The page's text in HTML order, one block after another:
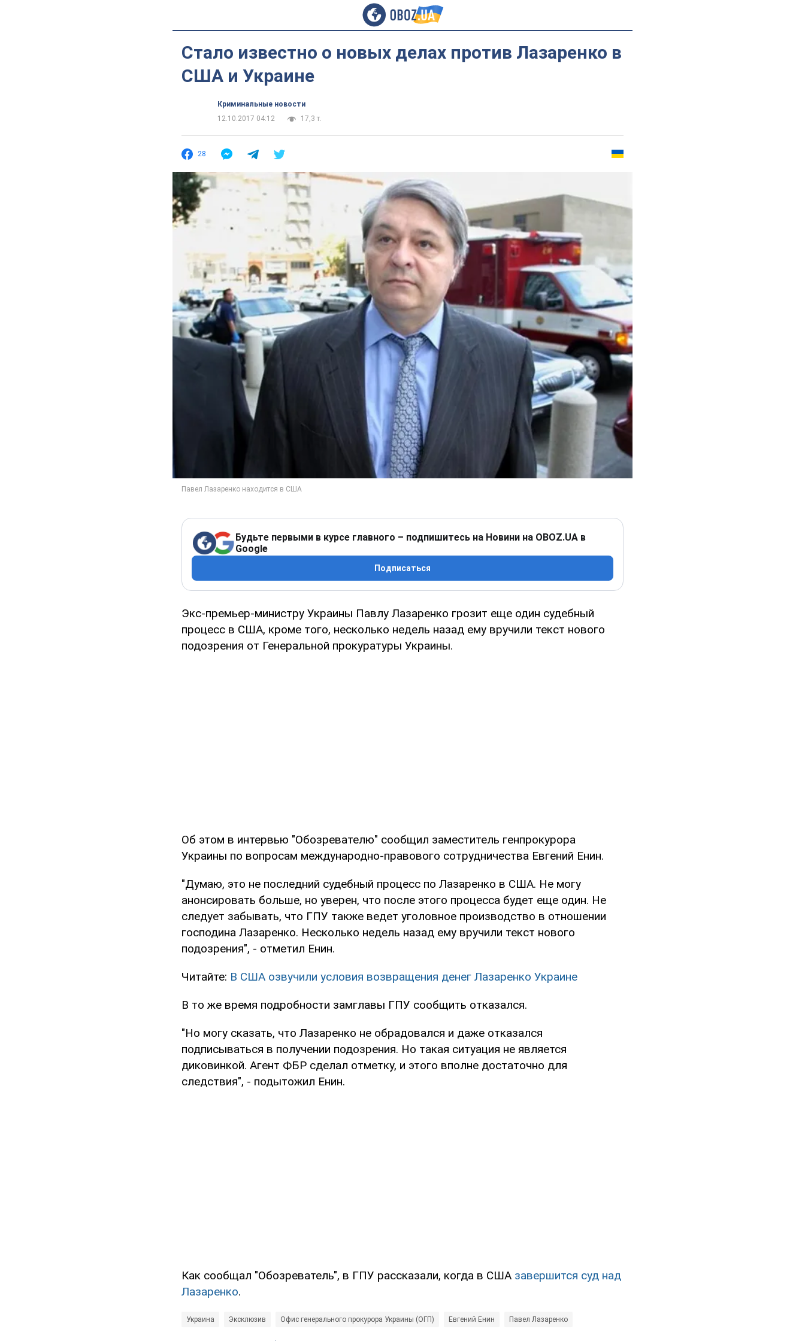
Стало известно о новых делах против Лазаренко в
США и Украине
Криминальные новости
12.10.2017 04:12
17,3 т.
28
Будьте первыми в курсе главного – подпишитесь на Новини на OBOZ.UA в
Google
Подписаться
Экс-премьер-министру Украины Павлу Лазаренко грозит еще один судебный
процесс в США, кроме того, несколько недель назад ему вручили текст нового
подозрения от Генеральной прокуратуры Украины.
Об этом в интервью "Обозревателю" сообщил заместитель генпрокурора
Украины по вопросам международно-правового сотрудничества Евгений Енин.
"Думаю, это не последний судебный процесс по Лазаренко в США. Не могу
анонсировать больше, но уверен, что после этого процесса будет еще один. Не
следует забывать, что ГПУ также ведет уголовное производство в отношении
господина Лазаренко. Несколько недель назад ему вручили текст нового
подозрения", - отметил Енин.
Читайте: В США озвучили условия возвращения денег Лазаренко Украине
В то же время подробности замглавы ГПУ сообщить отказался.
"Но могу сказать, что Лазаренко не обрадовался и даже отказался
подписываться в получении подозрения. Но такая ситуация не является
диковинкой. Агент ФБР сделал отметку, и этого вполне достаточно для
следствия", - подытожил Енин.
Как сообщал "Обозреватель", в ГПУ рассказали, когда в США завершится суд над
Лазаренко.
Украина Эксклюзив Офис генерального прокурора Украины (ОГП) Евгений Енин Павел Лазаренко